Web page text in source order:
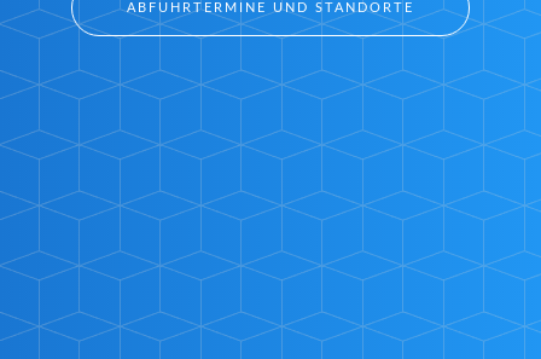
ABFUHRTERMINE UND STANDORTE